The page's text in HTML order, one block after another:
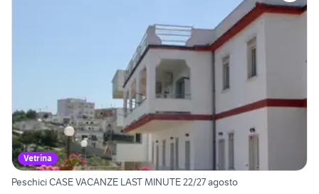
Vetrina
Peschici CASE VACANZE LAST MINUTE 22/27 agosto